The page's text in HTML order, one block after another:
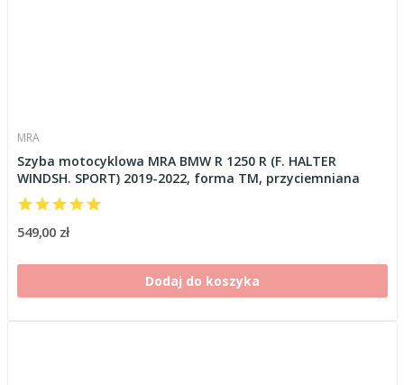
MRA
Szyba motocyklowa MRA BMW R 1250 R (F. HALTER
WINDSH. SPORT) 2019-2022, forma TM, przyciemniana
549,00 zł
Dodaj do koszyka